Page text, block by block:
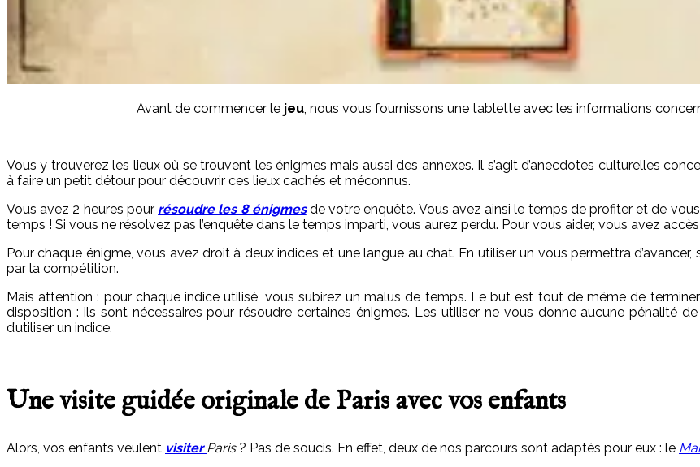
Avant de commencer le jeu , nous vous fournissons une tablette avec les informations
Vous y trouverez les lieux où se trouvent les énigmes mais aussi des annexes. Il s’agit d’anecdotes culturelles
à faire un petit détour pour découvrir ces lieux cachés et méconnus.
Vous avez 2 heures pour résoudre les 8 énigmesde votre enquête. Vous avez ainsi le temps de profiter et de
temps ! Si vous ne résolvez pas l’enquête dans le temps imparti, vous aurez perdu. Pour vous aider, vous avez
Pour chaque énigme, vous avez droit à deux indices et une langue au chat. En utiliser un vous permettra
par la compétition.
Mais attention : pour chaque indice utilisé, vous subirez un malus de temps. Le but est tout de même de
disposition : ils sont nécessaires pour résoudre certaines énigmes. Les utiliser ne vous donne aucune pénalité
d’utiliser un indice.
Une visite guidée originale de Paris avec vos enfants
Alors, vos enfants veulent visiterParis? Pas de soucis. En effet, deux de nos parcours sont adaptés pour eux : le